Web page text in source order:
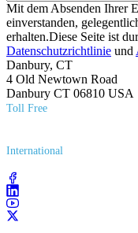
Mit dem Absenden Ihrer
einverstanden,
erhalten.Diese Seite ist
Datenschutzrichtlinie und
Danbury, CT
4 Old Newtown Road
Danbury CT 06810 USA
Toll Free
International